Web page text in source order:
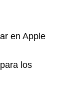
en Apple
los